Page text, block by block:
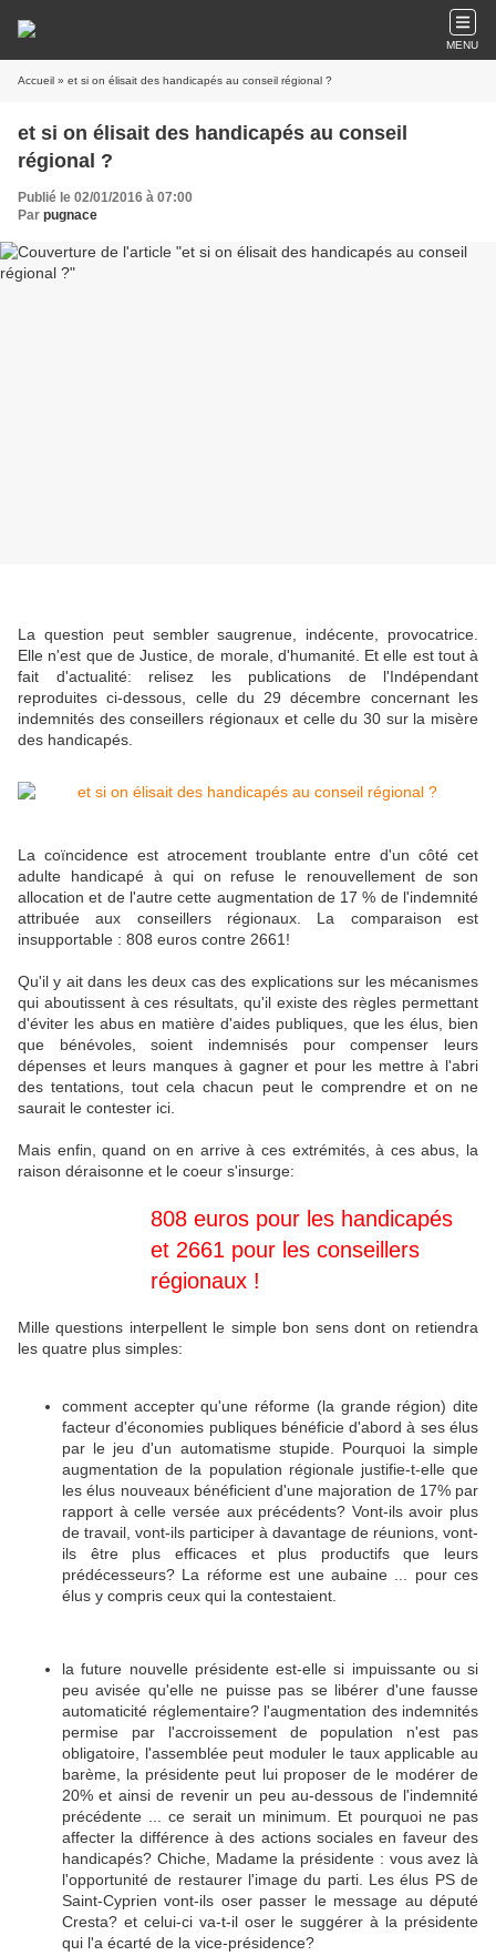
MENU
Accueil » et si on élisait des handicapés au conseil régional ?
et si on élisait des handicapés au conseil
régional ?
Publié le 02/01/2016 à 07:00
Par pugnace
La question peut sembler saugrenue, indécente, provocatrice.
Elle n'est que de Justice, de morale, d'humanité. Et elle est tout à
fait d'actualité: relisez les publications de l'Indépendant
reproduites ci-dessous, celle du 29 décembre concernant les
indemnités des conseillers régionaux et celle du 30 sur la misère
des handicapés.
La coïncidence est atrocement troublante entre d'un côté cet
adulte handicapé à qui on refuse le renouvellement de son
allocation et de l'autre cette augmentation de 17 % de l'indemnité
attribuée aux conseillers régionaux. La comparaison est
insupportable : 808 euros contre 2661!
Qu'il y ait dans les deux cas des explications sur les mécanismes
qui aboutissent à ces résultats, qu'il existe des règles permettant
d'éviter les abus en matière d'aides publiques, que les élus, bien
que bénévoles, soient indemnisés pour compenser leurs
dépenses et leurs manques à gagner et pour les mettre à l'abri
des tentations, tout cela chacun peut le comprendre et on ne
saurait le contester ici.
Mais enfin, quand on en arrive à ces extrémités, à ces abus, la
raison déraisonne et le coeur s'insurge:
808 euros pour les handicapés
et 2661 pour les conseillers
régionaux !
Mille questions interpellent le simple bon sens dont on retiendra
les quatre plus simples:
comment accepter qu'une réforme (la grande région) dite
facteur d'économies publiques bénéficie d'abord à ses élus
par le jeu d'un automatisme stupide. Pourquoi la simple
augmentation de la population régionale justifie-t-elle que
les élus nouveaux bénéficient d'une majoration de 17% par
rapport à celle versée aux précédents? Vont-ils avoir plus
de travail, vont-ils participer à davantage de réunions, vont-
ils être plus efficaces et plus productifs que leurs
prédécesseurs? La réforme est une aubaine ... pour ces
élus y compris ceux qui la contestaient.
la future nouvelle présidente est-elle si impuissante ou si
peu avisée qu'elle ne puisse pas se libérer d'une fausse
automaticité réglementaire? l'augmentation des indemnités
permise par l'accroissement de population n'est pas
obligatoire, l'assemblée peut moduler le taux applicable au
barème, la présidente peut lui proposer de le modérer de
20% et ainsi de revenir un peu au-dessous de l'indemnité
précédente ... ce serait un minimum. Et pourquoi ne pas
affecter la différence à des actions sociales en faveur des
handicapés? Chiche, Madame la présidente : vous avez là
l'opportunité de restaurer l'image du parti. Les élus PS de
Saint-Cyprien vont-ils oser passer le message au député
Cresta? et celui-ci va-t-il oser le suggérer à la présidente
qui l'a écarté de la vice-présidence?